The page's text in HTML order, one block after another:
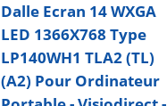
Dalle Ecran 14 WXGA
LED 1366X768 Type
LP140WH1 TLA2 (TL)
(A2) Pour Ordinateur